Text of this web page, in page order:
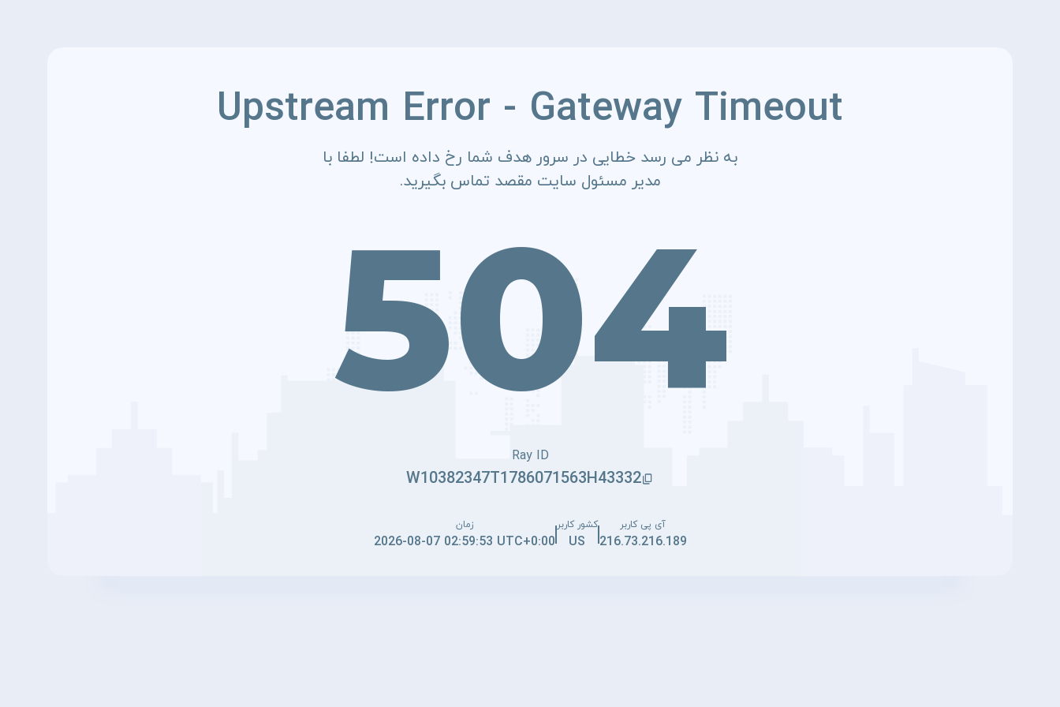
Upstream Error - Gateway Timeout
به نظر می رسد خطایی در سرور هدف شما رخ داده است! لطفا با
مدیر مسئول سایت مقصد تماس بگیرید.
504
Ray ID
W10382347T1786071563H43332
آی پی کاربر
216.73.216.189
کشور کاربر
US
زمان
2026-08-07 02:59:53 UTC+0:00